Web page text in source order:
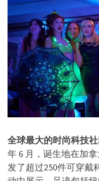
全球最大的时尚科技
年 6 月，诞生地在加
发了超过250件可穿戴